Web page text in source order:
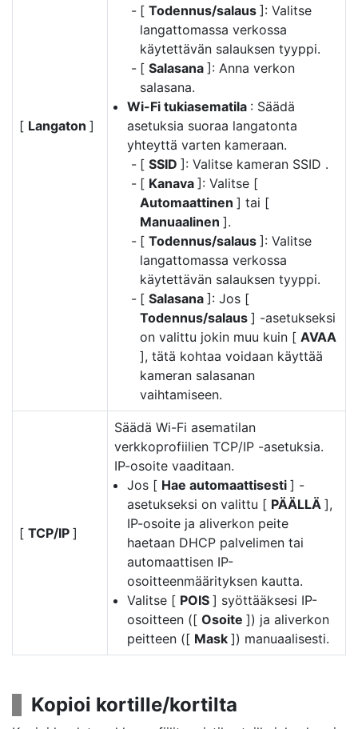
[ Langaton ]
[ Todennus/salaus ]: Valitse
langattomassa verkossa
käytettävän salauksen tyyppi.
[ Salasana ]: Anna verkon
salasana.
Wi-Fi tukiasematila : Säädä
asetuksia suoraa langatonta
yhteyttä varten kameraan.
[ SSID ]: Valitse kameran SSID .
[ Kanava ]: Valitse [
Automaattinen ] tai [
Manuaalinen ].
[ Todennus/salaus ]: Valitse
langattomassa verkossa
käytettävän salauksen tyyppi.
[ Salasana ]: Jos [
Todennus/salaus ] -asetukseksi
on valittu jokin muu kuin [ AVAA
], tätä kohtaa voidaan käyttää
kameran salasanan
vaihtamiseen.
[ TCP/IP ]
Säädä Wi-Fi asematilan
verkkoprofiilien TCP/IP -asetuksia.
IP-osoite vaaditaan.
Jos [ Hae automaattisesti ] -
asetukseksi on valittu [ PÄÄLLÄ ],
IP-osoite ja aliverkon peite
haetaan DHCP palvelimen tai
automaattisen IP-
osoitteenmäärityksen kautta.
Valitse [ POIS ] syöttääksesi IP-
osoitteen ([ Osoite ]) ja aliverkon
peitteen ([ Mask ]) manuaalisesti.
Kopioi kortille/kortilta